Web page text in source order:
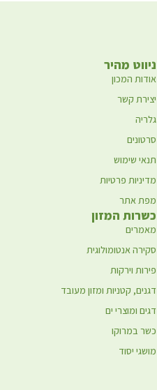
ניווט מהיר
אודות המכון
יצירת קשר
גלריה
סרטונים
תנאי שימוש
מדיניות פרטיות
מפת אתר
כשרות המזון
מאמרים
סקירה אנטומולוגית
פירות וירקות
דגנים, קטניות ומזון מעובד
דגים ומוצרי ים
כשר במרוקו
מושגי יסוד